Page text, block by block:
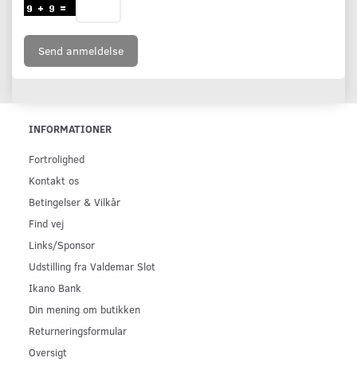
Send anmeldelse
INFORMATIONER
Fortrolighed
Kontakt os
Betingelser & Vilkår
Find vej
Links/Sponsor
Udstilling fra Valdemar Slot
Ikano Bank
Din mening om butikken
Returneringsformular
Oversigt